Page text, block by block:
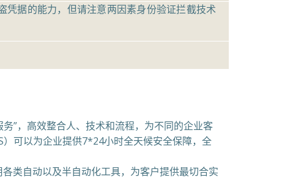
据的能力，但请注意两因素身份验证拦截技术
”，高效整合人、技术和流程，为不同的企业客
可以为企业提供7*24小时全天候安全保障，全
类自动以及半自动化工具，为客户提供最切合实